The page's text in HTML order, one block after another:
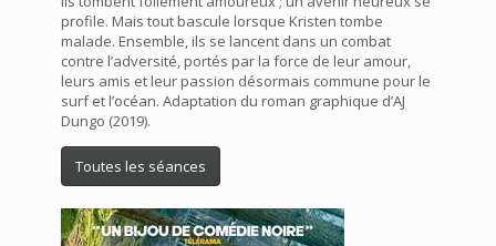
profile. Mais tout bascule lorsque Kristen tombe
malade. Ensemble, ils se lancent dans un combat
contre l’adversité, portés par la force de leur amour,
leurs amis et leur passion désormais commune pour le
surf et l’océan. Adaptation du roman graphique d’AJ
Dungo (2019).
Toutes les séances